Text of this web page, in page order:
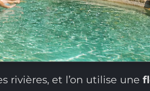
rivières, et l’on utilise une